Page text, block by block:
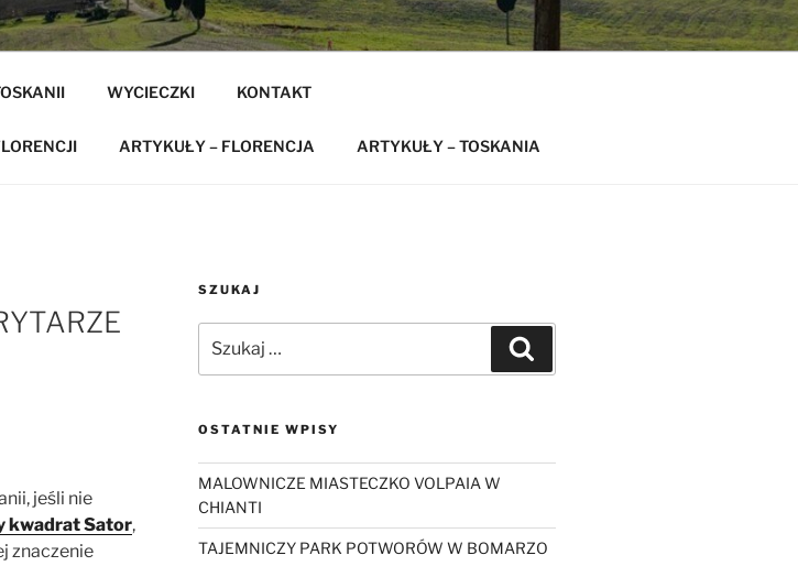
WYCIECZKI KONTAKT
ARTYKUŁY – FLORENCJA ARTYKUŁY – TOSKANIA
jeśli nie
kwadrat Sator,
znaczenie
SZUKAJ
OSTATNIE WPISY
MALOWNICZE MIASTECZKO VOLPAIA W
CHIANTI
TAJEMNICZY PARK POTWORÓW W BOMARZO